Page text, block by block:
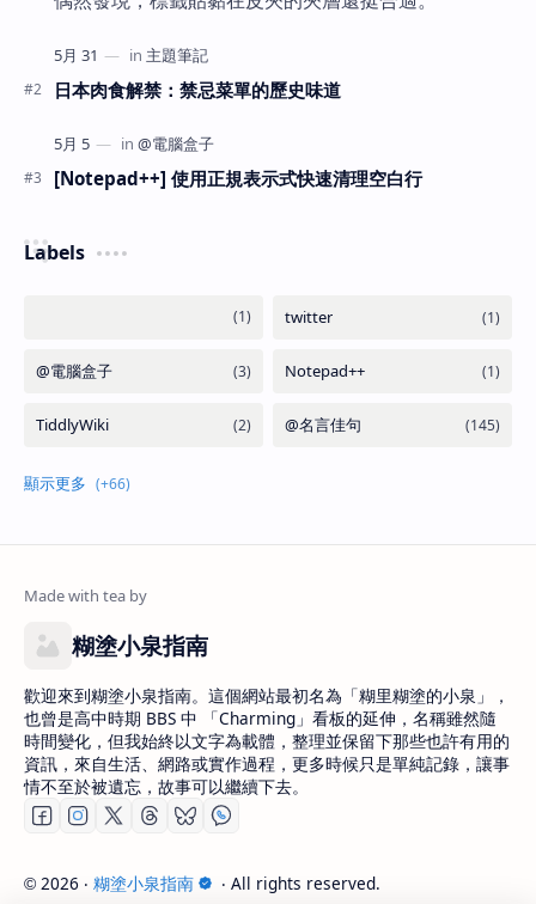
日本肉食解禁：禁忌菜單的歷史味道
[Notepad++] 使用正規表示式快速清理空白行
Labels
糊塗小泉指南
歡迎來到糊塗小泉指南。這個網站最初名為「糊里糊塗的小泉」，
也曾是高中時期 BBS 中 「Charming」看板的延伸，名稱雖然隨
時間變化，但我始終以文字為載體，整理並保留下那些也許有用的
資訊，來自生活、網路或實作過程，更多時候只是單純記錄，讓事
情不至於被遺忘，故事可以繼續下去。
© 2026 ‧ 糊塗小泉指南 ‧ All rights reserved.